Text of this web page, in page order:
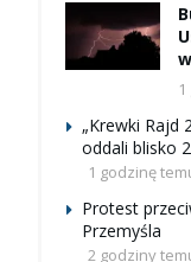
„Krewki Rajd
oddali blisko
1 godzinę
Protest
Przemyśla
2 godziny